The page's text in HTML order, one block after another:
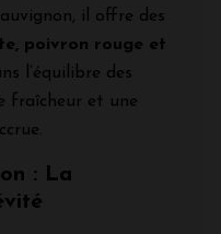
il offre des
poivron rouge et
l’équilibre des
fraîcheur et une
: La